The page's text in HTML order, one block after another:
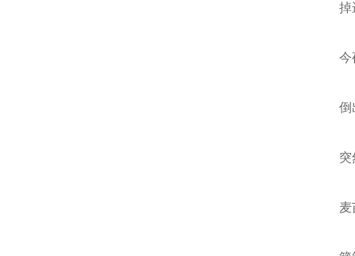
掉
今
突
麦